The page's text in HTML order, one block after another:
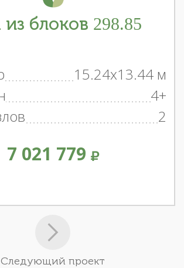
блоков 298.85
15.24x13.44 м
4+
2
7 021 779
Следующий проект